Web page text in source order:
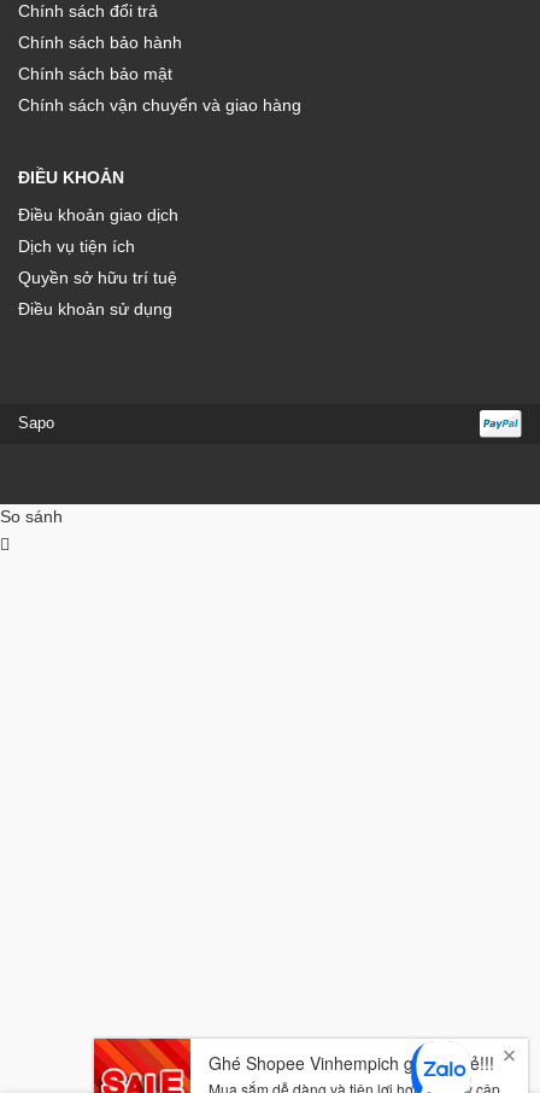
Chính sách đổi trả
Chính sách bảo hành
Chính sách bảo mật
Chính sách vận chuyển và giao hàng
ĐIỀU KHOẢN
Điều khoản giao dịch
Dịch vụ tiện ích
Quyền sở hữu trí tuệ
Điều khoản sử dụng
Sapo
So sánh